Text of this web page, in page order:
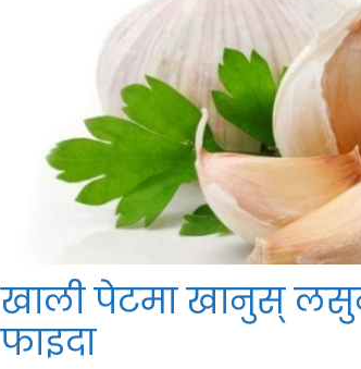
खाली पेटमा खानुस्
फाइदा